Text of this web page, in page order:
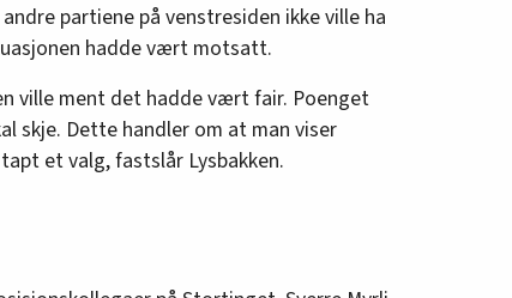
partiene på venstresiden ikke ville ha
hadde vært motsatt.
ville ment det hadde vært fair. Poenget
skje. Dette handler om at man viser
et valg, fastslår Lysbakken.